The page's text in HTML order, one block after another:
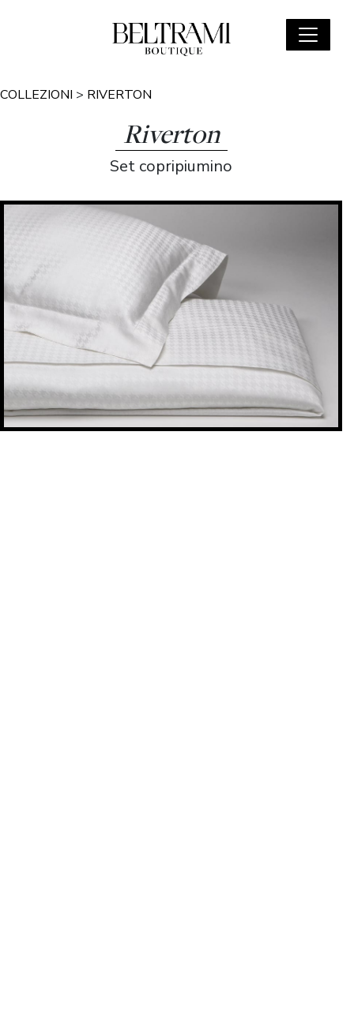
COLLEZIONI > RIVERTON
Riverton
Set copripiumino